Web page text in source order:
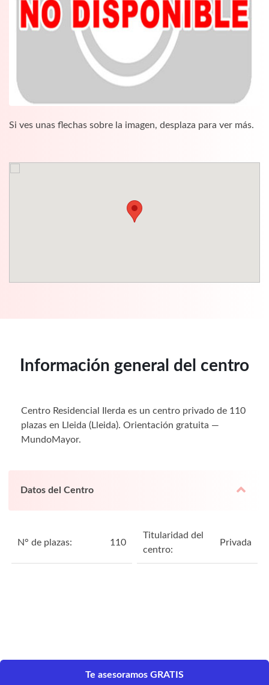
Si ves unas flechas sobre la imagen, desplaza para ver más.
Información general del centro
Centro Residencial Ilerda es un centro privado de 110
plazas en Lleida (Lleida). Orientación gratuita —
MundoMayor.
Datos del Centro
N° de plazas: 110
Titularidad del
centro:
Privada
Te asesoramos GRATIS